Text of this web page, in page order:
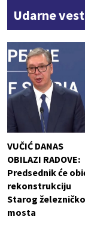
Udarne
VUČIĆ DANAS
OBILAZI RADOVE:
Predsednik će
rekonstrukciju
Starog
mosta